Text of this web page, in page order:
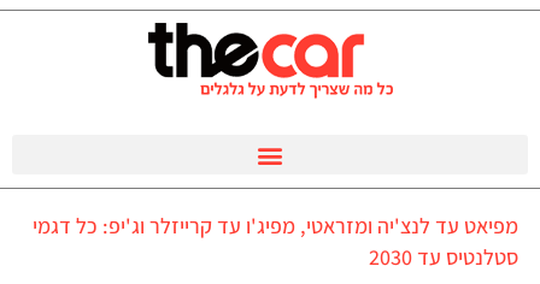
מפיאט עד לנצ'יה ומזראטי, מפיג'ו עד קרייזלר וג'יפ: כל דגמי
סטלנטיס עד 2030